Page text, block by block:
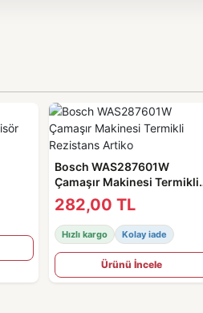
Bosch WAS287601W
Çamaşır Makinesi Termikli
Rezistans Artiko
282,00 TL
Hızlı kargo Kolay iade
Ürünü İncele